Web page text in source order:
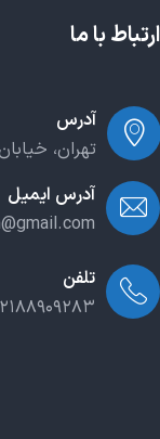
ارتباط با ما
آدرس
تهران، خیابان
آدرس ایمیل
تلفن